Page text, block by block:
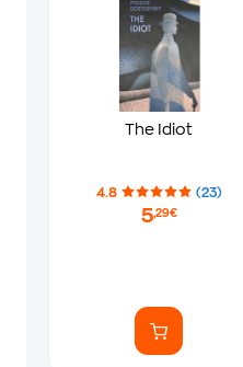
The Idiot
4.8 (23)
5,29€